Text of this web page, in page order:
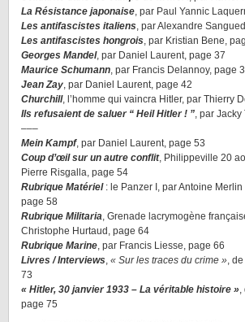
La Résistance japonaise, par Paul Yannic
Les antifascistes italiens, par Alexandre
Les antifascistes hongrois, par Kristian Bene,
Georges Mandel, par Daniel Laurent, page 37
Maurice Schumann, par Francis Delannoy, page
Jean Zay, par Daniel Laurent, page 42
Churchill, l’homme qui vaincra Hitler, par Thierry
Ils refusaient de saluer “ Heil Hitler ! ”, par
–––
Mein Kampf, par Daniel Laurent, page 53
Coup d’œil sur un autre conflit, Philippeville 20
Pierre Risgalla, page 54
Rubrique Matériel: le Panzer I, par Antoine
page 58
Rubrique Militaria, Grenade lacrymogène
Christophe Hurtaud, page 64
Rubrique Marine, par Francis Liesse, page 66
Livres / Interviews, « Sur les traces du crime »,
73
« Hitler, 30 janvier 1933 – La véritable histoire »,
page 75